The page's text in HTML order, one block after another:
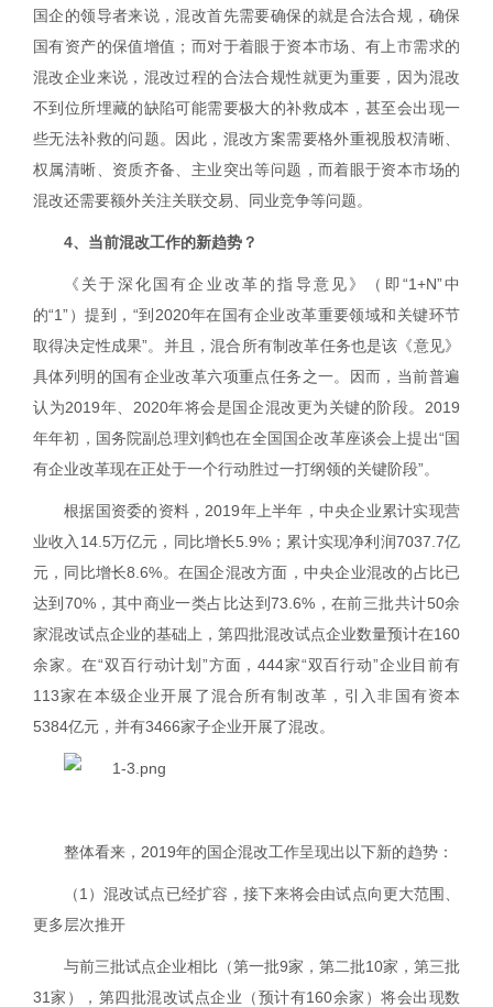
国企的领导者来说，混改首先需要确保的就是合法合规，确保
国有资产的保值增值；而对于着眼于资本市场、有上市需求的
混改企业来说，混改过程的合法合规性就更为重要，因为混改
不到位所埋藏的缺陷可能需要极大的补救成本，甚至会出现一
些无法补救的问题。因此，混改方案需要格外重视股权清晰、
权属清晰、资质齐备、主业突出等问题，而着眼于资本市场的
混改还需要额外关注关联交易、同业竞争等问题。
4、当前混改工作的新趋势？
《关于深化国有企业改革的指导意见》（即“1+N”中
的“1”）提到，“到 2020年在国有企业改革重要领域和关键环节
取得决定性成果”。并且，混合所有制改革任务也是该《意见》
具体列明的国有企业改革六项重点任务之一。因而， 当前普遍
认为2019年、 2020年将会是国企混改更为关键的阶段。 2019
年年初，国务院副总理刘鹤也在全国国企改革座谈会上提出“国
有企业改革现在正处于一个行动胜过一打纲领的关键阶段”。
根据国资委的资料， 2019年上半年，中央企业累计实现营
业收入 14.5万亿元，同比增长5.9% ；累计实现净利润7037.7亿
元，同比增长8.6%。在国企混改方面， 中央企业混改的占比已
达到 70%，其中商业一类占比达到73.6% ，在前三批共计50余
家混改试点企业的基础上，第四批混改试点企业数量预计在160
余家。在“双百行动计划”方面，444家“双百行动”企业目前有
113家在本级企业开展了混合所有制改革，引入非国有资本
5384亿元，并有3466家子企业开展了混改。
整体看来， 2019年的国企混改工作呈现出以下新的趋势：
（1 ）混改试点已经扩容，接下来将会由试点向更大范围、
更多层次推开
与前三批试点企业相比（第一批9家，第二批10家，第三批
31家），第四批混改试点企业（预计有160余家）将会出现数